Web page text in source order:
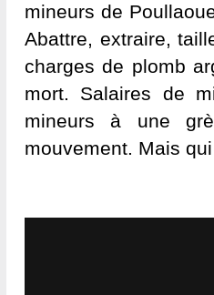
mineurs de
Abattre, extraire,
charges de plomb
mort. Salaires de
mineurs à une
mouvement. Mais